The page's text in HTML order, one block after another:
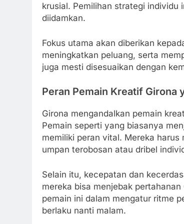
krusial. Pemilihan strategi individu
diidamkan.
Fokus utama akan diberikan
meningkatkan peluang, serta
juga mesti disesuaikan dengan
Peran Pemain Kreatif Girona
Girona mengandalkan pemain
Pemain seperti yang biasanya
memiliki peran vital. Mereka
umpan terobosan atau dribel
Selain itu, kecepatan dan
mereka bisa menjebak
pemain ini dalam mengatur ritme
berlaku nanti malam.